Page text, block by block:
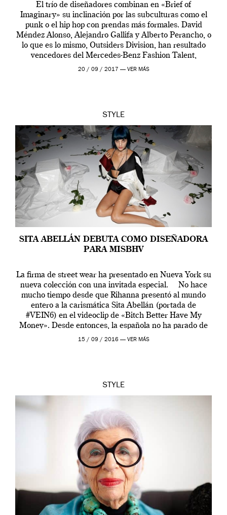
El trío de diseñadores combinan en «Brief of
Imaginary» su inclinación por las subculturas como el
punk o el hip hop con prendas más formales. David
Méndez Alonso, Alejandro Gallifa y Alberto Perancho, o
lo que es lo mismo, Outsiders Division, han resultado
vencedores del Mercedes-Benz Fashion Talent,
certamen que ha puesto fin a la […]
20 / 09 / 2017 — VER MÁS
STYLE
SITA ABELLÁN DEBUTA COMO DISEÑADORA
PARA MISBHV
La firma de street wear ha presentado en Nueva York su
nueva colección con una invitada especial. No hace
mucho tiempo desde que Rihanna presentó al mundo
entero a la carismática Sita Abellán (portada de
#VEIN6) en el videoclip de «Bitch Better Have My
Money». Desde entonces, la española no ha parado de
crecer internacionalmente y […]
15 / 09 / 2016 — VER MÁS
STYLE